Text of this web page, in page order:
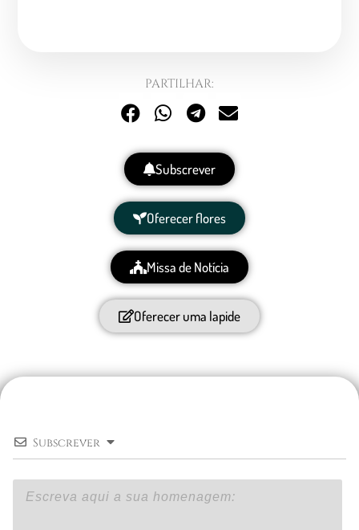
PARTILHAR:
Subscrever
Oferecer flores
Missa de Notícia
Oferecer uma lapide
Subscrever